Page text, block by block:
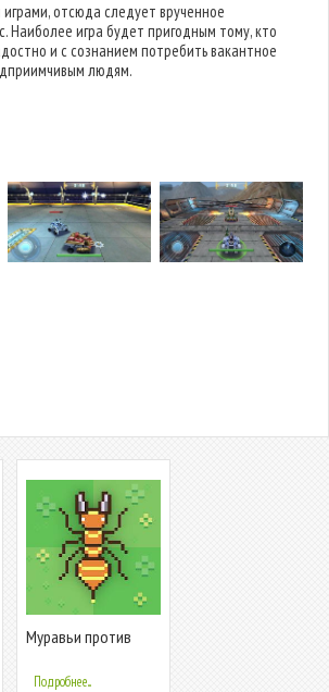
отсюда следует врученное
Наиболее игра будет пригодным тому, кто
и с сознанием потребить вакантное
людям.
Муравьи против
Подробнее...